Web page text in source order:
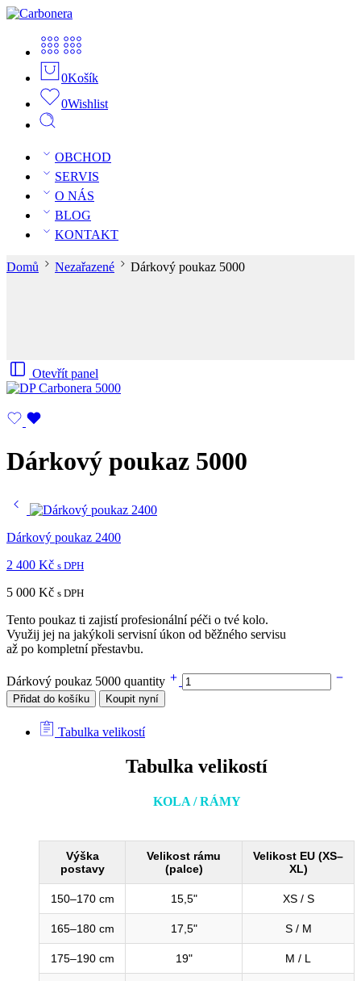
0Košík
0Wishlist
OBCHOD
SERVIS
O NÁS
BLOG
KONTAKT
Domů Nezařazené Dárkový poukaz 5000
Otevřít panel
Dárkový poukaz 5000
Dárkový poukaz 2400
2 400 Kč s DPH
5 000 Kč s DPH
Tento poukaz ti zajistí profesionální péči o tvé kolo.
Využij jej na jakýkoli servisní úkon od běžného servisu
až po kompletní přestavbu.
Dárkový poukaz 5000 quantity
Přidat do košíku Koupit nyní
Tabulka velikostí
Tabulka velikostí
KOLA / RÁMY
Výška
postavy
Velikost rámu
(palce)
Velikost EU (XS–
XL)
150–170 cm 15,5" XS / S
165–180 cm 17,5" S / M
175–190 cm 19" M / L